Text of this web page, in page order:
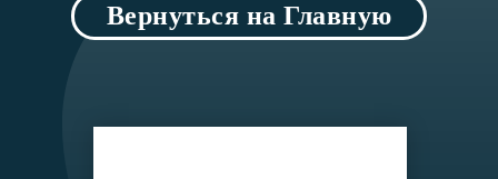
Вернуться на Главную